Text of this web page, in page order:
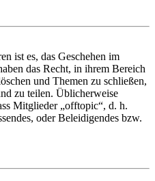
ist es, das Geschehen im
das Recht, in ihrem Bereich
und Themen zu schließen,
zu teilen. Üblicherweise
Mitglieder „offtopic“, d. h.
oder Beleidigendes bzw.